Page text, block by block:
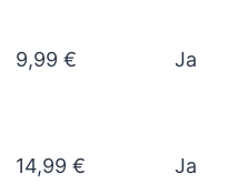
9,99 € Ja
14,99 € Ja